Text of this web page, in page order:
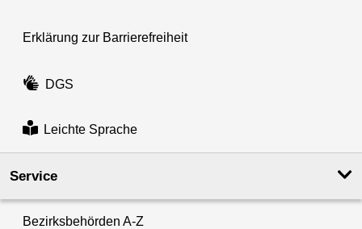
Erklärung zur Barrierefreiheit
DGS
Leichte Sprache
Service
Bezirksbehörden A-Z